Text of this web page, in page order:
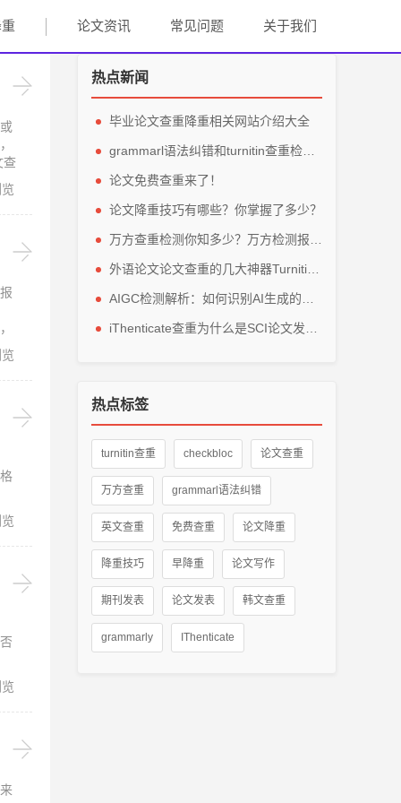
论文资讯 常见问题 关于我们
查
热点新闻
毕业论文查重降重相关网站介绍大全
论文免费查重来了！
论文降重技巧有哪些？你掌握了多少？
热点标签
turnitin查重 checkbloc 论文查重
万方查重 grammarl语法纠错
英文查重 免费查重 论文降重
降重技巧 早降重 论文写作
期刊发表 论文发表 韩文查重
grammarly IThenticate